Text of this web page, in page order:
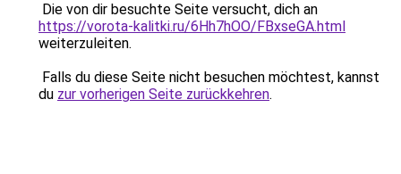
Die von dir besuchte Seite versucht, dich an
https://vorota-kalitki.ru/6Hh7hOO/FBxseGA.html
weiterzuleiten.
Falls du diese Seite nicht besuchen möchtest, kannst
du zur vorherigen Seite zurückkehren.